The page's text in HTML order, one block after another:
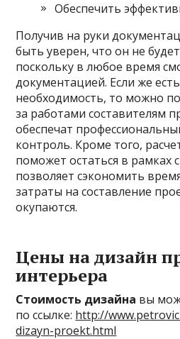
Обеспечить
Получив на руки
быть уверен, что он не
поскольку в любое время
документацией. Если же
необходимость, то можно
за работами составителям
обеспечат
контроль. Кроме того,
поможет остаться в рамках
позволяет сэкономить
затраты на составление
окупаются.
Цены на дизайн
интерьера
Стоимость дизайна вы
по ссылке: http://
dizayn-proekt.html